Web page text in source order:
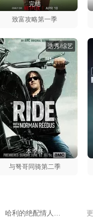
完结
致富攻略第一季
本季终
选秀/综艺
与弩哥同骑第二季
哈利的绝配情人…